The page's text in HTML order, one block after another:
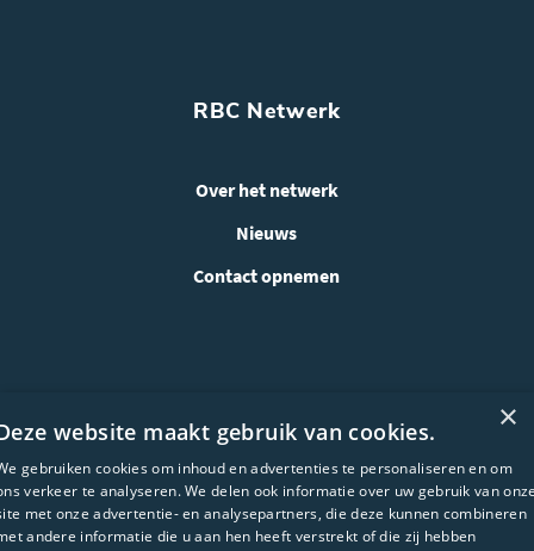
RBC Netwerk
Over het netwerk
Nieuws
Contact opnemen
WEBSITE ONTWIKKELING:
×
website maakt gebruik van cookies.
gebruiken cookies om inhoud en advertenties te personaliseren en om
verkeer te analyseren. We delen ook informatie over uw gebruik van
met onze advertentie- en analysepartners, die deze kunnen combineren
andere informatie die u aan hen heeft verstrekt of die zij hebben